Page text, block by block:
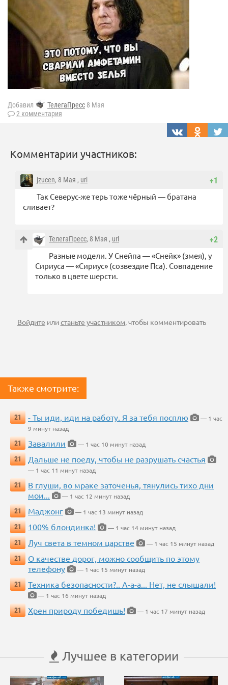
Добавил ТелегаПресс 8 Мая
2 комментария
Комментарии участников:
+1
jzucen, 8 Мая , url
Так Северус-же терь тоже чёрный — братана
сливает?
+2
ТелегаПресс, 8 Мая , url
Разные модели. У Снейпа — «Снейк» (змея), у
Сириуса — «Сириус» (созвездие Пса). Совпадение
только в цвете шерсти.
Войдите илистаньте участником, чтобы комментировать
Также смотрите:
21 - Ты иди, иди на работу. Я за тебя посплю
— 1 час
9 минут назад
21
Завалили
— 1 час 10 минут назад
21
Дальше не поеду, чтобы не разрушать счастья
— 1 час 11 минут назад
21
В глуши, во мраке заточенья, тянулись тихо дни
мои...
— 1 час 12 минут назад
21
Маджонг
— 1 час 13 минут назад
21
100% блондинка!
— 1 час 14 минут назад
21
Луч света в темном царстве
— 1 час 15 минут назад
21
О качестве дорог, можно сообщить по этому
телефону
— 1 час 15 минут назад
21
Техника безопасности?.. А-а-а... Нет, не слышали!
— 1 час 16 минут назад
21
Хрен природу победишь! — 1 час 17 минут назад
Лучшее в категории